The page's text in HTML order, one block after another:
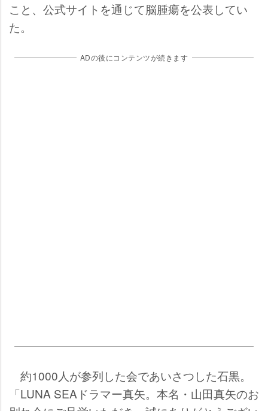
こと、公式サイトを通じて脳腫瘍を公表してい
た。
ADの後にコンテンツが続きます
約1000人が参列した会であいさつした石黒。
「LUNA SEAドラマー真矢。本名・山田真矢のお